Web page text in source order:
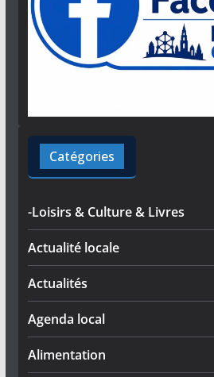
Catégories
-Loisirs & Culture & Livres
Actualité locale
Actualités
Agenda local
Alimentation